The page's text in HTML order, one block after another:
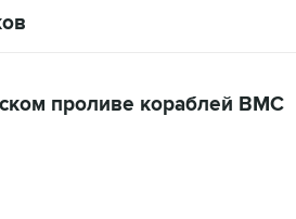
проливе кораблей ВМС